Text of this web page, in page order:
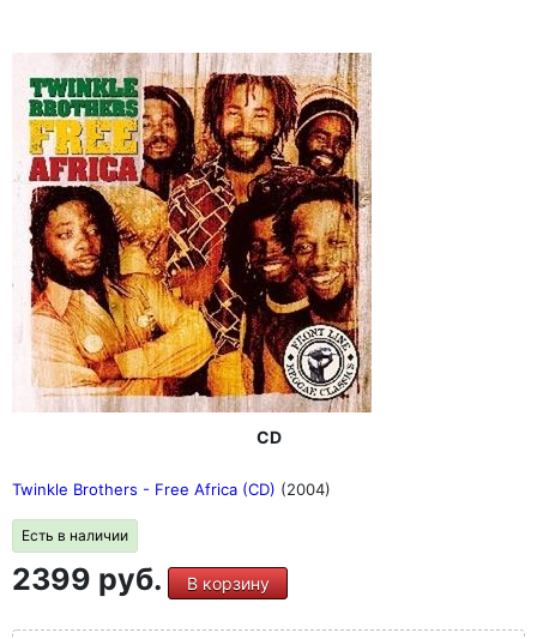
CD
Twinkle Brothers - Free Africa (CD) (2004)
Есть в наличии
2399 руб. В корзину